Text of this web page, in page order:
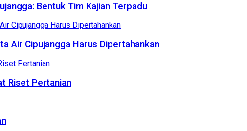
Bentuk Tim Kajian Terpadu
Air Cipujangga Harus Dipertahankan
Riset Pertanian